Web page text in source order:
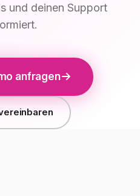
und deinen Support
anfragen